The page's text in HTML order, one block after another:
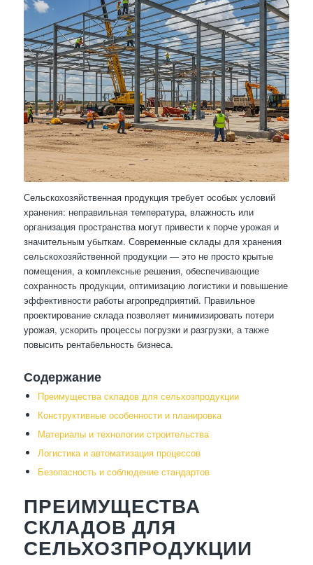
Сельскохозяйственная продукция требует особых условий
хранения: неправильная температура, влажность или
организация пространства могут привести к порче урожая и
значительным убыткам. Современные склады для хранения
сельскохозяйственной продукции — это не просто крытые
помещения, а комплексные решения, обеспечивающие
сохранность продукции, оптимизацию логистики и повышение
эффективности работы агропредприятий. Правильное
проектирование склада позволяет минимизировать потери
урожая, ускорить процессы погрузки и разгрузки, а также
повысить рентабельность бизнеса.
Содержание
Преимущества складов для сельхозпродукции
Конструктивные особенности и планировка
Материалы и технологии строительства
Логистика и автоматизация процессов
Безопасность и соблюдение стандартов
ПРЕИМУЩЕСТВА
СКЛАДОВ ДЛЯ
СЕЛЬХОЗПРОДУКЦИИ